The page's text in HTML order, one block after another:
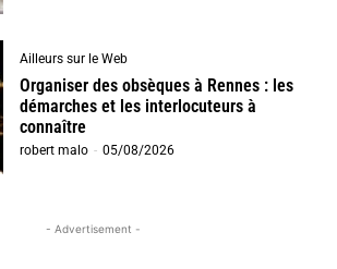
Ailleurs sur le Web
Organiser des obsèques à Rennes : les
démarches et les interlocuteurs à
connaître
robert malo - 05/08/2026
- Advertisement -